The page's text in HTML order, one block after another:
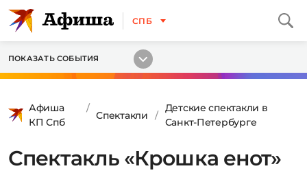
СПБ
ПОКАЗАТЬ СОБЫТИЯ
Афиша
КП Спб
Спектакли
Детские спектакли в
Санкт-Петербурге
Спектакль «Крошка енот»